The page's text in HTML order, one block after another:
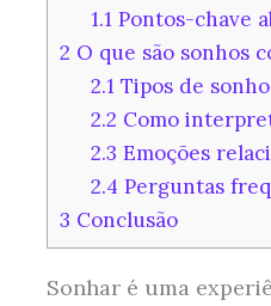
1.1Pontos-chave
2 O que são sonhos
2.1Tipos de
2.2 Como
2.3 Emoções
2.4 Perguntas
3 Conclusão
Sonhar é uma